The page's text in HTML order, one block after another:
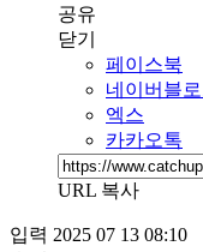
공유
닫기
페이스북
네이버블
엑스
카카오톡
URL 복사
입력 2025 07 13 08:10